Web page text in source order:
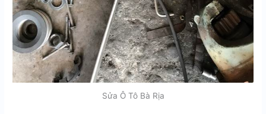
Sửa Ô Tô Bà Rịa